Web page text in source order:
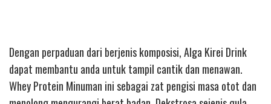
Dengan perpaduan dari berjenis komposisi, Alga Kirei Drink
dapat membantu anda untuk tampil cantik dan menawan.
Whey Protein Minuman ini sebagai zat pengisi masa otot dan